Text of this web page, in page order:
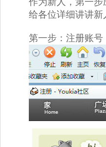
给各位详细讲讲
第一步：注册账号